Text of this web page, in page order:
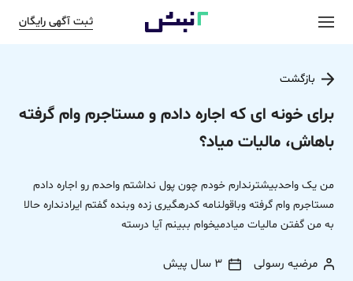
ثبت آگهی رایگان
بازگشت
برای خونه ای که اجاره دادم و مستاجرم وام گرفته
باهاش، مالیات میاد؟
من یک واحدبیشترندارم خودم چون پول نداشتم واحدم رو اجاره دادم
مستاجرم وام گرفته وباقولنامه کدرهگیری زده وبنده گفتم ایرادنداره حالا
به من گفتن مالیات میادمیخوام ببینم آیا درسته
مرضیه رسولی 3 سال پیش